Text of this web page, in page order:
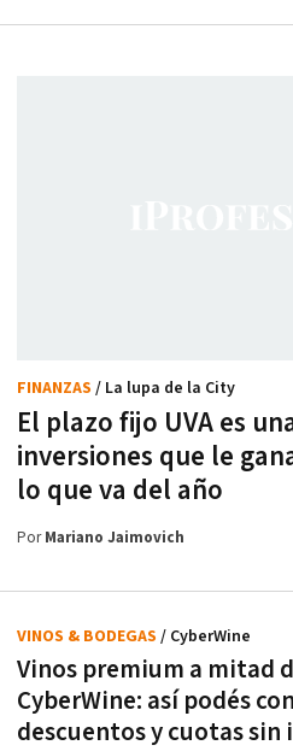
El plazo fijo UVA es
inversiones que le
lo que va del año
FINANZAS / La lupa de la City
PorMariano Jaimovich
Vinos premium a mitad
CyberWine: así podés
descuentos y cuotas sin
VINOS & BODEGAS / CyberWine